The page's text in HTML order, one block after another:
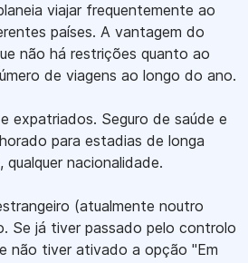
viajar frequentemente ao
países. A vantagem do
não há restrições quanto ao
de viagens ao longo do ano.
expatriados. Seguro de saúde e
para estadias de longa
qualquer nacionalidade.
(atualmente noutro
Se já tiver passado pelo controlo
não tiver ativado a opção "Em